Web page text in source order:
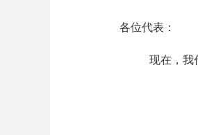
各位代表：
现在，我